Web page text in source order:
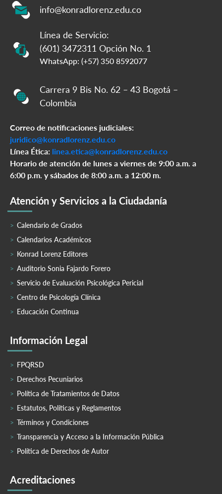
info@konradlorenz.edu.co
Línea de Servicio:
(601) 3472311 Opción No. 1
WhatsApp: (+57) 350 8592077
Carrera 9 Bis No. 62 – 43 Bogotá –
Colombia
Correo de notificaciones judiciales:
juridico@konradlorenz.edu.co
Línea Ética: linea.etica@konradlorenz.edu.co
Horario de atención de lunes a viernes de 9:00 a.m. a
6:00 p.m. y sábados de 8:00 a.m. a 12:00 m.
Atención y Servicios a la Ciudadanía
Calendario de Grados
Calendarios Académicos
Konrad Lorenz Editores
Auditorio Sonia Fajardo Forero
Servicio de Evaluación Psicológica Pericial
Centro de Psicología Clínica
Educación Continua
Información Legal
FPQRSD
Derechos Pecuniarios
Política de Tratamientos de Datos
Estatutos, Políticas y Reglamentos
Términos y Condiciones
Transparencia y Acceso a la Información Pública
Política de Derechos de Autor
Acreditaciones